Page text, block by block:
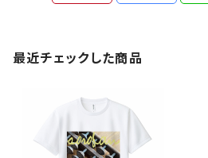
最近チェックした商品